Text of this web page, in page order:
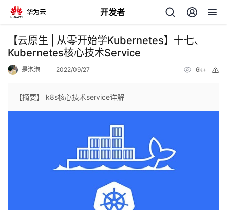
开发者
返
回
【云原生 | 从零开始学Kubernetes】十七、
Kubernetes核心技术Service
是泡泡 2022/09/27 6k+
【摘要】 k8s核心技术service详解